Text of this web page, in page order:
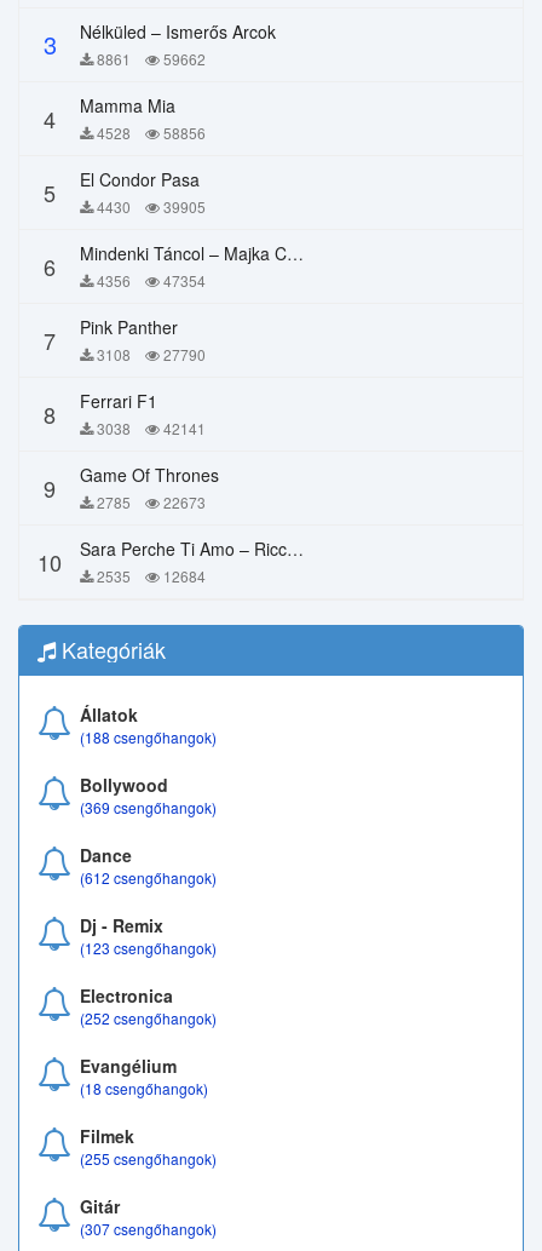
3 Nélküled – Ismerős Arcok
8861 59662
4 Mamma Mia
4528 58856
5 El Condor Pasa
4430 39905
6 Mindenki Táncol – Majka Curtis, Péter Majoros
4356 47354
7 Pink Panther
3108 27790
8 Ferrari F1
3038 42141
9 Game Of Thrones
2785 22673
10 Sara Perche Ti Amo – Ricchi E Poveri
2535 12684
Kategóriák
Állatok
(188 csengőhangok)
Bollywood
(369 csengőhangok)
Dance
(612 csengőhangok)
Dj - Remix
(123 csengőhangok)
Electronica
(252 csengőhangok)
Evangélium
(18 csengőhangok)
Filmek
(255 csengőhangok)
Gitár
(307 csengőhangok)